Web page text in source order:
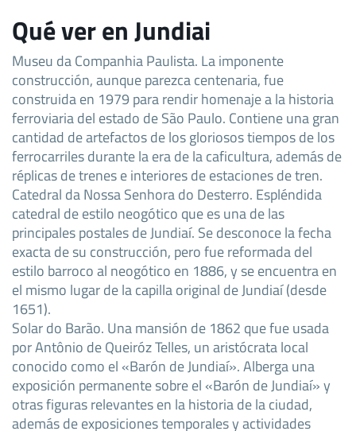
Qué ver en Jundiai
Museu da Companhia Paulista. La imponente
construcción, aunque parezca centenaria, fue
construida en 1979 para rendir homenaje a la historia
ferroviaria del estado de São Paulo. Contiene una gran
cantidad de artefactos de los gloriosos tiempos de los
ferrocarriles durante la era de la caficultura, además de
réplicas de trenes e interiores de estaciones de tren.
Catedral da Nossa Senhora do Desterro. Espléndida
catedral de estilo neogótico que es una de las
principales postales de Jundiaí. Se desconoce la fecha
exacta de su construcción, pero fue reformada del
estilo barroco al neogótico en 1886, y se encuentra en
el mismo lugar de la capilla original de Jundiaí (desde
1651).
Solar do Barão. Una mansión de 1862 que fue usada
por Antônio de Queiróz Telles, un aristócrata local
conocido como el «Barón de Jundiaí». Alberga una
exposición permanente sobre el «Barón de Jundiaí» y
otras figuras relevantes en la historia de la ciudad,
además de exposiciones temporales y actividades